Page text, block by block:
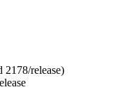
release)